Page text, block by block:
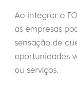
Ao integrar o
as empresas
sensação de
oportunidades
ou serviços.